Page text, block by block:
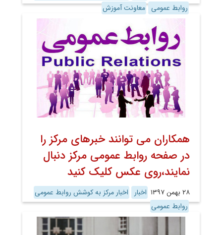
روابط عمومی معاونت آموزش
همکاران می توانند خبرهای مرکز را
در صفحه روابط عمومی مرکز دنبال
نمایند،روی عکس کلیک کنید
۲۸ بهمن ۱۳۹۷ اخبار
اخبار مرکز به کوشش روابط عمومی
روابط عمومی